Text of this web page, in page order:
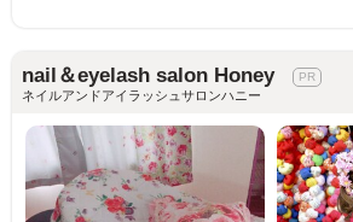
nail＆eyelash salon Honey
ネイルアンドアイラッシュサロンハニー